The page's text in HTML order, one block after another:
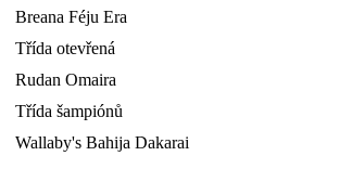
Breana Féju Era
Třída otevřená
Rudan Omaira
Třída šampiónů
Wallaby's Bahija Dakarai